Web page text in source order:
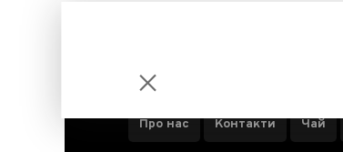
ІНФОРМАЦІЯ ПРО
Про нас Контакти Чай